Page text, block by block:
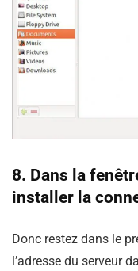
8. Dans la
installer la
Donc restez dans le
l’adresse du serveur